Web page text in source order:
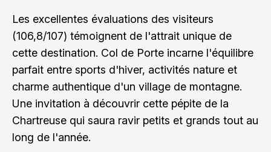
Les excellentes évaluations des visiteurs
(106,8/107) témoignent de l'attrait unique de
cette destination. Col de Porte incarne l'équilibre
parfait entre sports d'hiver, activités nature et
charme authentique d'un village de montagne.
Une invitation à découvrir cette pépite de la
Chartreuse qui saura ravir petits et grands tout au
long de l'année.